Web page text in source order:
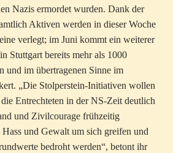
Nazis ermordet wurden. Dank der
Aktiven werden in dieser Woche
verlegt; im Juni kommt ein weiterer
Stuttgart bereits mehr als 1000
und im übertragenen Sinne im
„Die Stolperstein-Initiativen wollen
Entrechteten in der NS-Zeit deutlich
und Zivilcourage frühzeitig
und Gewalt um sich greifen und
bedroht werden“, betont ihr